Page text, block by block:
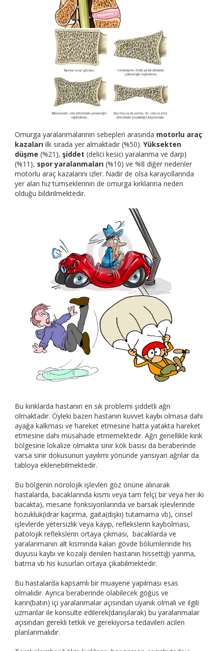
Omurga yaralanmalarının sebepleri arasında motorlu araç
kazaları ilk sırada yer almaktadır (%50). Yüksekten
düşme (%21), şiddet (delici kesici yaralanma ve darp)
(%11), spor yaralanmaları (%10) ve %8 diğer nedenler
motorlu araç kazalarını izler. Nadir de olsa karayollarında
yer alan hız tümseklerinin de omurga kırklarına neden
olduğu bildirilmektedir.
Bu kırıklarda hastanın en sık problemi şiddetli ağrı
olmaktadır. Öyleki bazen hastanın kuvvet kaybı olmasa dahi
ayağa kalkması ve hareket etmesine hatta yatakta hareket
etmesine dahi müsahade etmemektedir. Ağrı genellikle kırık
bölgesine lokalize olmakta sinir kök basısı da beraberinde
varsa sinir dokusunun yayılımı yönünde yansıyan ağrılar da
tabloya eklenebilmektedir.
Bu bölgenin nörolojik işlevleri göz önüne alınarak
hastalarda, bacaklarında kısmı veya tam felç( bir veya her iki
bacakta), mesane fonksiyonlarında ve barsak işlevlerinde
bozukluk(idrar kaçırma, gaita(dışkı) tutamama vb), cinsel
işlevlerde yetersizlik veya kayıp, reflekslerin kaybolması,
patolojik reflekslerin ortaya çıkması, bacaklarda ve
yaralanmanın alt kısmında kalan gövde bölümlerinde his
duyusu kaybı ve kozalji denilen hastanın hissettiği yanma,
batma vb his kusurları ortaya çıkabilmektedir.
Bu hastalarda kapsamlı bir muayene yapılması esas
olmalıdır. Ayrıca beraberinde olabilecek göğüs ve
karın(batın) içi yaralanmalar açısından uyanık olmalı ve ilgili
uzmanlar ile konsülte edilerek(danışılarak) bu yaralanmalar
açısından gerekli tetkik ve gerekiyorsa tedavileri acilen
planlanmalıdır.